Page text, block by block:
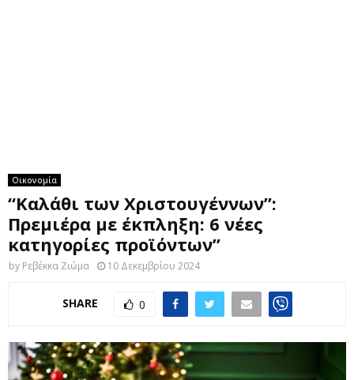
Οικονομία
“Καλάθι των Χριστουγέννων”:
Πρεμιέρα με έκπληξη: 6 νέες
κατηγορίες προϊόντων”
by Ρεβέκκα Ζιώμα 10 Δεκεμβρίου 2024
SHARE 0